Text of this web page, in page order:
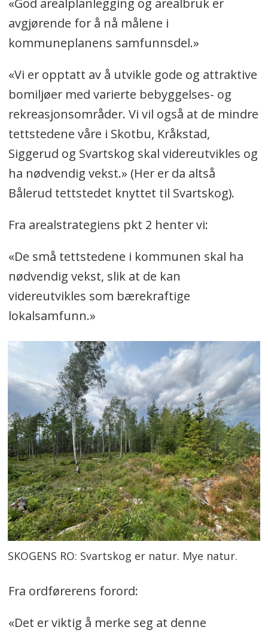
«God arealplanlegging og arealbruk er
avgjørende for å nå målene i
kommuneplanens samfunnsdel.»
«Vi er opptatt av å utvikle gode og attraktive
bomiljøer med varierte bebyggelses- og
rekreasjonsområder. Vi vil også at de mindre
tettstedene våre i Skotbu, Kråkstad,
Siggerud og Svartskog skal videreutvikles og
ha nødvendig vekst.» (Her er da altså
Bålerud tettstedet knyttet til Svartskog).
Fra arealstrategiens pkt 2 henter vi:
«De små tettstedene i kommunen skal ha
nødvendig vekst, slik at de kan
videreutvikles som bærekraftige
lokalsamfunn.»
SKOGENS RO: Svartskog er natur. Mye natur.
Fra ordførerens forord:
«Det er viktig å merke seg at denne